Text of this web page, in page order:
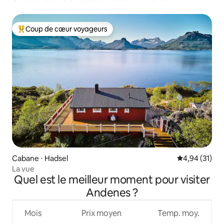
Coups de cœur voyageurs les plus appréciés
Coup de cœur voyageurs
Cabane ⋅ Hadsel Évaluation
4,94 (31)
La vue
Quel est le meilleur moment pour visiter
Andenes ?
Mois Prix moyen Temp. moy.